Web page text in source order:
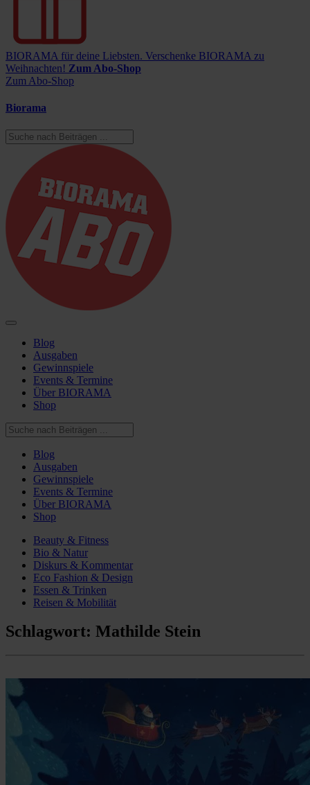
BIORAMA für deine Liebsten. Verschenke BIORAMA zu
Weihnachten! Zum Abo-Shop
Zum Abo-Shop
Biorama
Blog
Ausgaben
Gewinnspiele
Events & Termine
Über BIORAMA
Shop
Blog
Ausgaben
Gewinnspiele
Events & Termine
Über BIORAMA
Shop
Beauty & Fitness
Bio & Natur
Diskurs & Kommentar
Eco Fashion & Design
Essen & Trinken
Reisen & Mobilität
Schlagwort: Mathilde Stein